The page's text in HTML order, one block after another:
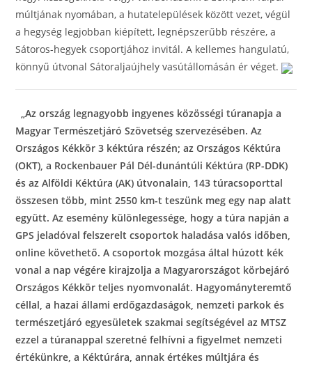
múltjának nyomában, a hutatelepülések között vezet, végül
a hegység legjobban kiépített, legnépszerűbb részére, a
Sátoros-hegyek csoportjához invitál. A kellemes hangulatú,
könnyű útvonal Sátoraljaújhely vasútállomásán ér véget.
„Az ország legnagyobb ingyenes közösségi túranapja a
Magyar Természetjáró Szövetség szervezésében. Az
Országos Kékkör 3 kéktúra részén; az Országos Kéktúra
(OKT), a Rockenbauer Pál Dél-dunántúli Kéktúra (RP-DDK)
és az Alföldi Kéktúra (AK) útvonalain, 143 túracsoporttal
összesen több, mint 2550 km-t teszünk meg egy nap alatt
együtt. Az esemény különlegessége, hogy a túra napján a
GPS jeladóval felszerelt csoportok haladása valós időben,
online követhető. A csoportok mozgása által húzott kék
vonal a nap végére kirajzolja a Magyarországot körbejáró
Országos Kékkör teljes nyomvonalát. Hagyományteremtő
céllal, a hazai állami erdőgazdaságok, nemzeti parkok és
természetjáró egyesületek szakmai segítségével az MTSZ
ezzel a túranappal szeretné felhívni a figyelmet nemzeti
értékünkre, a Kéktúrára, annak értékes múltjára és